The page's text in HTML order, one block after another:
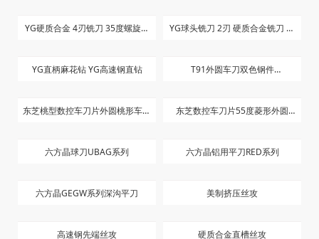
YG硬质合金 4刃铣刀 35度螺旋角 YG球头铣刀 2刃 硬质合金铣刀 短
YG直柄麻花钻 YG高速钢直钻
T91外圆车刀双色钢件
东芝桃型数控车刀片外圆桃形车床
T9125
东芝数控车刀片55度菱形外圆
双色刀粒
六方晶球刀UBAG系列 六方晶铝用平刀RED系列
六方晶GEGW系列深沟平刀 美制挤压丝攻
高速钢先端丝攻 硬质合金直槽丝攻